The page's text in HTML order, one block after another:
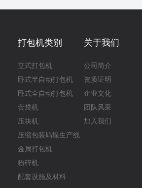
打包机类别
立式打包机
卧式半自动打包机
卧式全自动打包机
套袋机
压块机
压缩包装码垛生产线
金属打包机
粉碎机
配套设施及材料
关于我们
公司简介
资质证明
企业文化
团队风采
加入我们